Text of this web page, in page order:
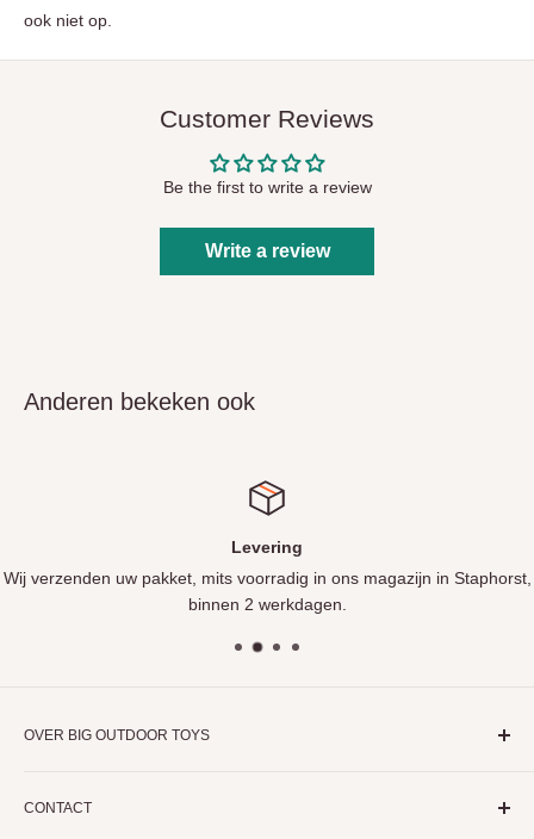
ook niet op.
Customer Reviews
Be the first to write a review
Write a review
Anderen bekeken ook
Levering
Wij verzenden uw pakket, mits voorradig in ons magazijn in Staphorst,
binnen 2 werkdagen.
OVER BIG OUTDOOR TOYS
trampolines!
CONTACT